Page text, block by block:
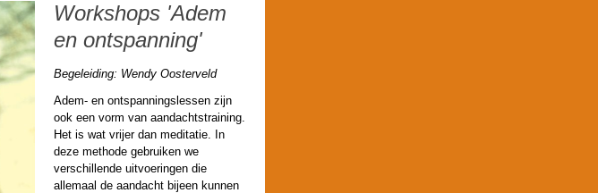
Workshops 'Adem
en ontspanning'
Begeleiding: Wendy Oosterveld
Adem- en ontspanningslessen zijn
ook een vorm van aandachtstraining.
Het is wat vrijer dan meditatie. In
deze methode gebruiken we
verschillende uitvoeringen die
allemaal de aandacht bijeen kunnen